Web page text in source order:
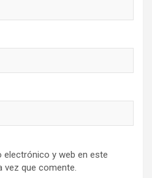
electrónico y web en este
vez que comente.